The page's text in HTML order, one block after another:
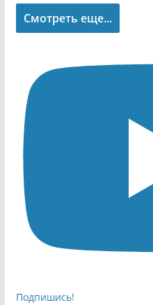
Смотреть еще...
Подпишись!